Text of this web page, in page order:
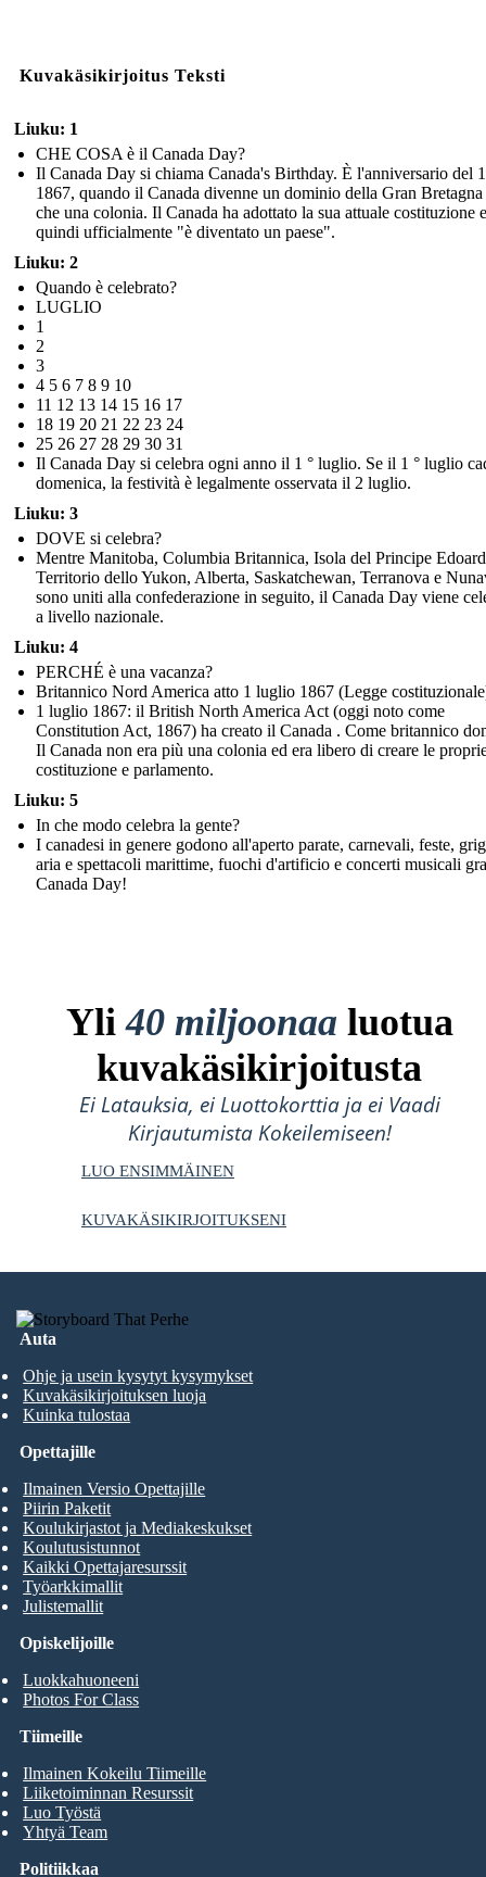
Kuvakäsikirjoitus Teksti
Liuku: 1
CHE COSA è il Canada Day?
Il Canada Day si chiama Canada's Birthday. È l'anniversario del
1867, quando il Canada divenne un dominio della Gran
che una colonia. Il Canada ha adottato la sua attuale costituzione e
quindi ufficialmente "è diventato un paese".
Liuku: 2
Quando è celebrato?
LUGLIO
1
2
3
4 5 6 7 8 9 10
11 12 13 14 15 16 17
18 19 20 21 22 23 24
25 26 27 28 29 30 31
Il Canada Day si celebra ogni anno il 1 ° luglio. Se il 1 ° luglio
domenica, la festività è legalmente osservata il 2 luglio.
Liuku: 3
DOVE si celebra?
Mentre Manitoba, Columbia Britannica, Isola del Principe
Territorio dello Yukon, Alberta, Saskatchewan, Terranova e
sono uniti alla confederazione in seguito, il Canada Day viene
a livello nazionale.
Liuku: 4
PERCHÉ è una vacanza?
Britannico Nord America atto 1 luglio 1867 (Legge
1 luglio 1867: il British North America Act (oggi noto come
Constitution Act, 1867) ha creato il Canada . Come britannico
Il Canada non era più una colonia ed era libero di creare le
costituzione e parlamento.
Liuku: 5
In che modo celebra la gente?
I canadesi in genere godono all'aperto parate, carnevali, feste,
aria e spettacoli marittime, fuochi d'artificio e concerti musicali
Canada Day!
Yli40 miljoonaa luotua
kuvakäsikirjoitusta
Ei Latauksia, ei Luottokorttia ja ei Vaadi
Kirjautumista Kokeilemiseen!
LUO ENSIMMÄINEN
KUVAKÄSIKIRJOITUKSENI
Auta
Ohje ja usein kysytyt kysymykset
Kuvakäsikirjoituksen luoja
Kuinka tulostaa
Opiskelijoille
Luokkahuoneeni
Photos For Class
Opettajille
Ilmainen Versio Opettajille
Piirin Paketit
Koulukirjastot ja Mediakeskukset
Koulutusistunnot
Kaikki Opettajaresurssit
Työarkkimallit
Julistemallit
Tiimeille
Ilmainen Kokeilu Tiimeille
Liiketoiminnan Resurssit
Luo Työstä
Yhtyä Team
Politiikkaa